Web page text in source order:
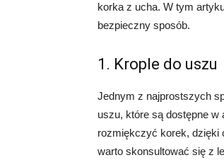
korka z ucha. W tym
bezpieczny sposób.
1. Krople do uszu
Jednym z najprostszych
uszu, które są dostępne w
rozmiękczyć korek, dzięki
warto skonsultować się z